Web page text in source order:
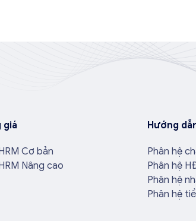
giá
Cơ bản
Nâng cao
Hướng
Phân hệ
Phân hệ
Phân hệ
Phân hệ